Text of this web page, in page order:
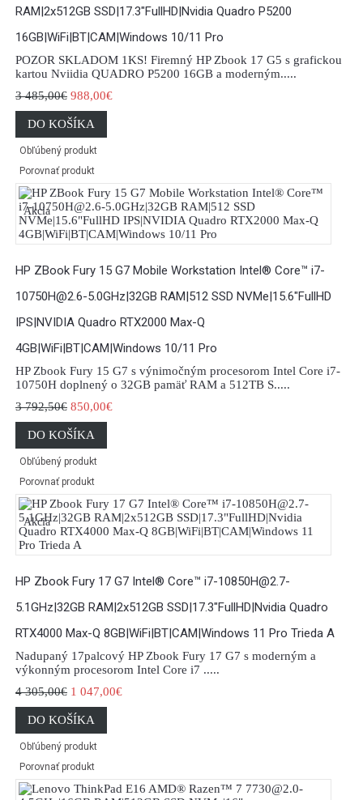
RAM|2x512GB SSD|17.3"FullHD|Nvidia Quadro P5200
16GB|WiFi|BT|CAM|Windows 10/11 Pro
POZOR SKLADOM 1KS! Firemný HP Zbook 17 G5 s grafickou
kartou Nviidia QUADRO P5200 16GB a moderným.....
3 485,00€ 988,00€
DO KOŠÍKA
Obľúbený produkt
Porovnať produkt
Akcia
HP ZBook Fury 15 G7 Mobile Workstation Intel® Core™ i7-
10750H@2.6-5.0GHz|32GB RAM|512 SSD NVMe|15.6"FullHD
IPS|NVIDIA Quadro RTX2000 Max-Q
4GB|WiFi|BT|CAM|Windows 10/11 Pro
HP Zbook Fury 15 G7 s výnimočným procesorom Intel Core i7-
10750H doplnený o 32GB pamäť RAM a 512TB S.....
3 792,50€ 850,00€
DO KOŠÍKA
Obľúbený produkt
Porovnať produkt
Akcia
HP Zbook Fury 17 G7 Intel® Core™ i7-10850H@2.7-
5.1GHz|32GB RAM|2x512GB SSD|17.3"FullHD|Nvidia Quadro
RTX4000 Max-Q 8GB|WiFi|BT|CAM|Windows 11 Pro Trieda A
Nadupaný 17palcový HP Zbook Fury 17 G7 s moderným a
výkonným procesorom Intel Core i7 .....
4 305,00€ 1 047,00€
DO KOŠÍKA
Obľúbený produkt
Porovnať produkt